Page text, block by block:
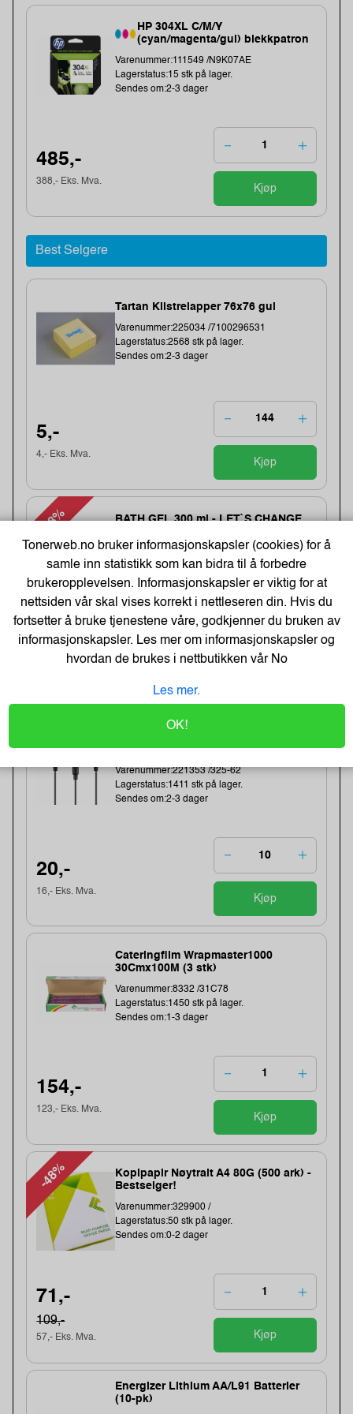
HP 304XL C/M/Y
(cyan/magenta/gul) blekkpatron
Varenummer:111549 /N9K07AE
Lagerstatus:15 stk på lager.
Sendes om:2-3 dager
485,-
388,- Eks. Mva.
Kjøp
Best Selgere
Tartan Klistrelapper 76x76 gul
Varenummer:225034 /7100296531
Lagerstatus:2568 stk på lager.
Sendes om:2-3 dager
5,-
4,- Eks. Mva.
Kjøp
-48%
BATH GEL 300 ml - LET`S CHANGE
Varenummer:184283 /BathGEL-300-ml
Lagerstatus:2550 stk på lager.
Sendes om:0-2 dager
6,-
Black (BULK)
Varenummer:221353 /325-62
Lagerstatus:1411 stk på lager.
Sendes om:2-3 dager
20,-
16,- Eks. Mva.
Kjøp
Cateringfilm Wrapmaster1000
30Cmx100M (3 stk)
Varenummer:8332 /31C78
Lagerstatus:1450 stk på lager.
Sendes om:1-3 dager
154,-
123,- Eks. Mva.
Kjøp
-48%
Kopipapir Nøytralt A4 80G (500 ark) -
Bestselger!
Varenummer:329900 /
Lagerstatus:50 stk på lager.
Sendes om:0-2 dager
71,-
109,-
57,- Eks. Mva. Kjøp
Energizer Lithium AA/L91 Batterier
(10-pk)
Tonerweb.no bruker informasjonskapsler (cookies) for å
samle inn statistikk som kan bidra til å forbedre
brukeropplevelsen. Informasjonskapsler er viktig for at
nettsiden vår skal vises korrekt i nettleseren din. Hvis du
fortsetter å bruke tjenestene våre, godkjenner du bruken av
informasjonskapsler. Les mer om informasjonskapsler og
hvordan de brukes i nettbutikken vårNo
Les mer.
OK!